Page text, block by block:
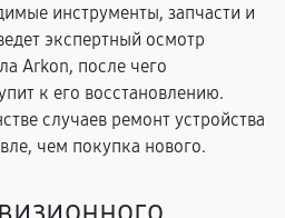
инструменты, запчасти и
экспертный осмотр
Arkon, после чего
к его восстановлению.
случаев ремонт устройства
чем покупка нового.